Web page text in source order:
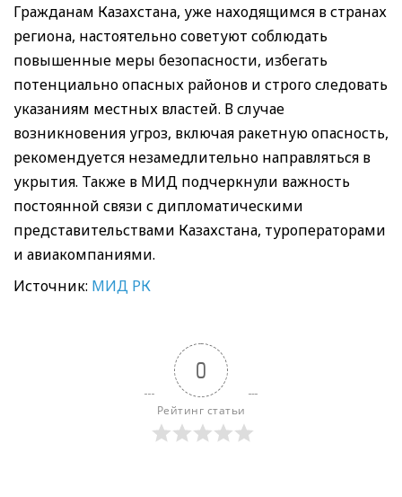
Гражданам Казахстана, уже находящимся в странах
региона, настоятельно советуют соблюдать
повышенные меры безопасности, избегать
потенциально опасных районов и строго следовать
указаниям местных властей. В случае
возникновения угроз, включая ракетную опасность,
рекомендуется незамедлительно направляться в
укрытия. Также в МИД подчеркнули важность
постоянной связи с дипломатическими
представительствами Казахстана, туроператорами
и авиакомпаниями.
Источник: МИД РК
0
Рейтинг статьи